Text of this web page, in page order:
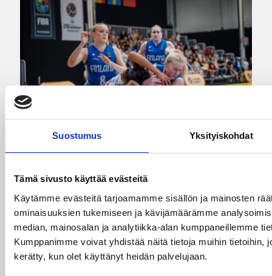
Suostumus Yksityiskohdat
Tämä sivusto käyttää evästeitä
Käytämme evästeitä tarjoamamme sisällön ja mainosten
ominaisuuksien tukemiseen ja kävijämäärämme
median, mainosalan ja analytiikka-alan kumppaneillemme
Kumppanimme voivat yhdistää näitä tietoja muihin tietoihin,
kerätty, kun olet käyttänyt heidän palvelujaan.
Suomen 18-vuotiaat tytöt
taipui Ranskalle välierässä –
EM-pronssi pelissä
sunnuntaina